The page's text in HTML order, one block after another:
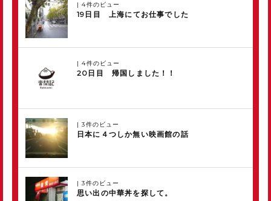
|4件のビュー
19日目 上海にてお仕事でした
|4件のビュー
20日目 帰国しました！！
|3件のビュー
日本に４つしか無い映画館の話
|3件のビュー
思い出の中華丼を探して。